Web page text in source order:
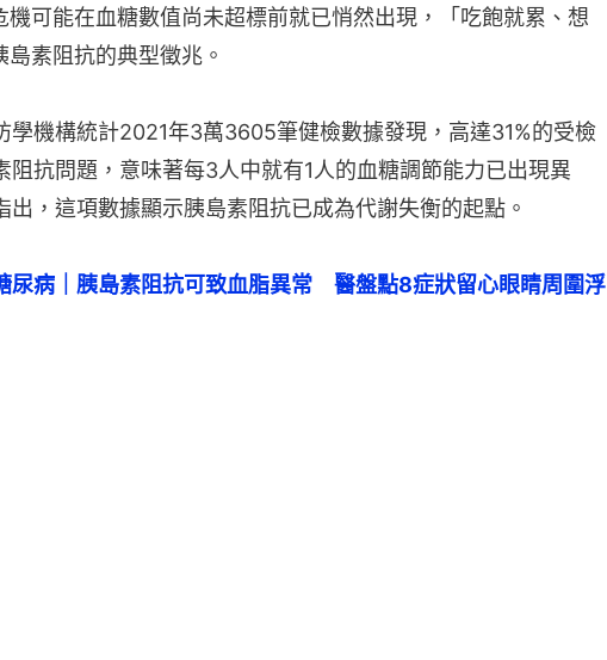
機可能在血糖數值尚未超標前就已悄然出現，「吃飽就累、想
島素阻抗的典型徵兆。
學機構統計2021年3萬3605筆健檢數據發現，高達31%的受檢
阻抗問題，意味著每3人中就有1人的血糖調節能力已出現異
出，這項數據顯示胰島素阻抗已成為代謝失衡的起點。
尿病｜胰島素阻抗可致血脂異常　醫盤點8症狀留心眼睛周圍浮